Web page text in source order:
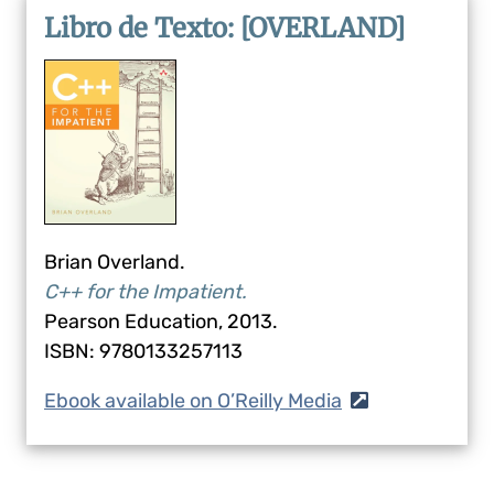
Libro de Texto: [OVERLAND]
Brian Overland.
C++ for the Impatient.
Pearson Education, 2013.
ISBN: 9780133257113
Ebook available on O’Reilly Media